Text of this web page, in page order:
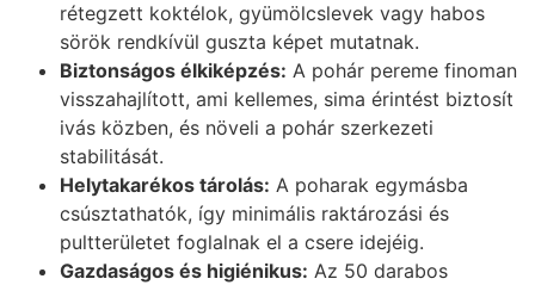
rétegzett koktélok, gyümölcslevek vagy habos
sörök rendkívül guszta képet mutatnak.
Biztonságos élkiképzés: A pohár pereme finoman
visszahajlított, ami kellemes, sima érintést biztosít
ivás közben, és növeli a pohár szerkezeti
stabilitását.
Helytakarékos tárolás: A poharak egymásba
csúsztathatók, így minimális raktározási és
pultterületet foglalnak el a csere idejéig.
Gazdaságos és higiénikus: Az 50 darabos